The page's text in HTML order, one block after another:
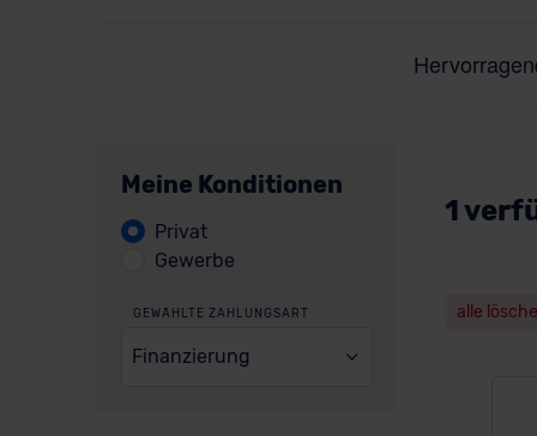
Meine Konditionen
Privat
Gewerbe
GEWÄHLTE ZAHLUNGSART
Finanzierung
1
alle